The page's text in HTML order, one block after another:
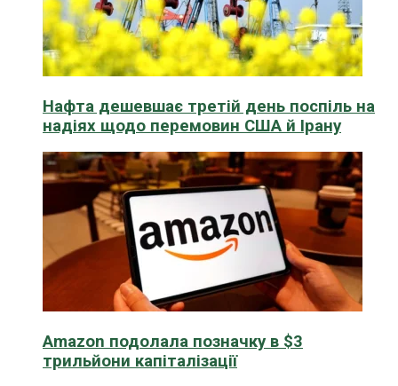
Нафта дешевшає третій день поспіль на
надіях щодо перемовин США й Ірану
Amazon подолала позначку в $3
трильйони капіталізації